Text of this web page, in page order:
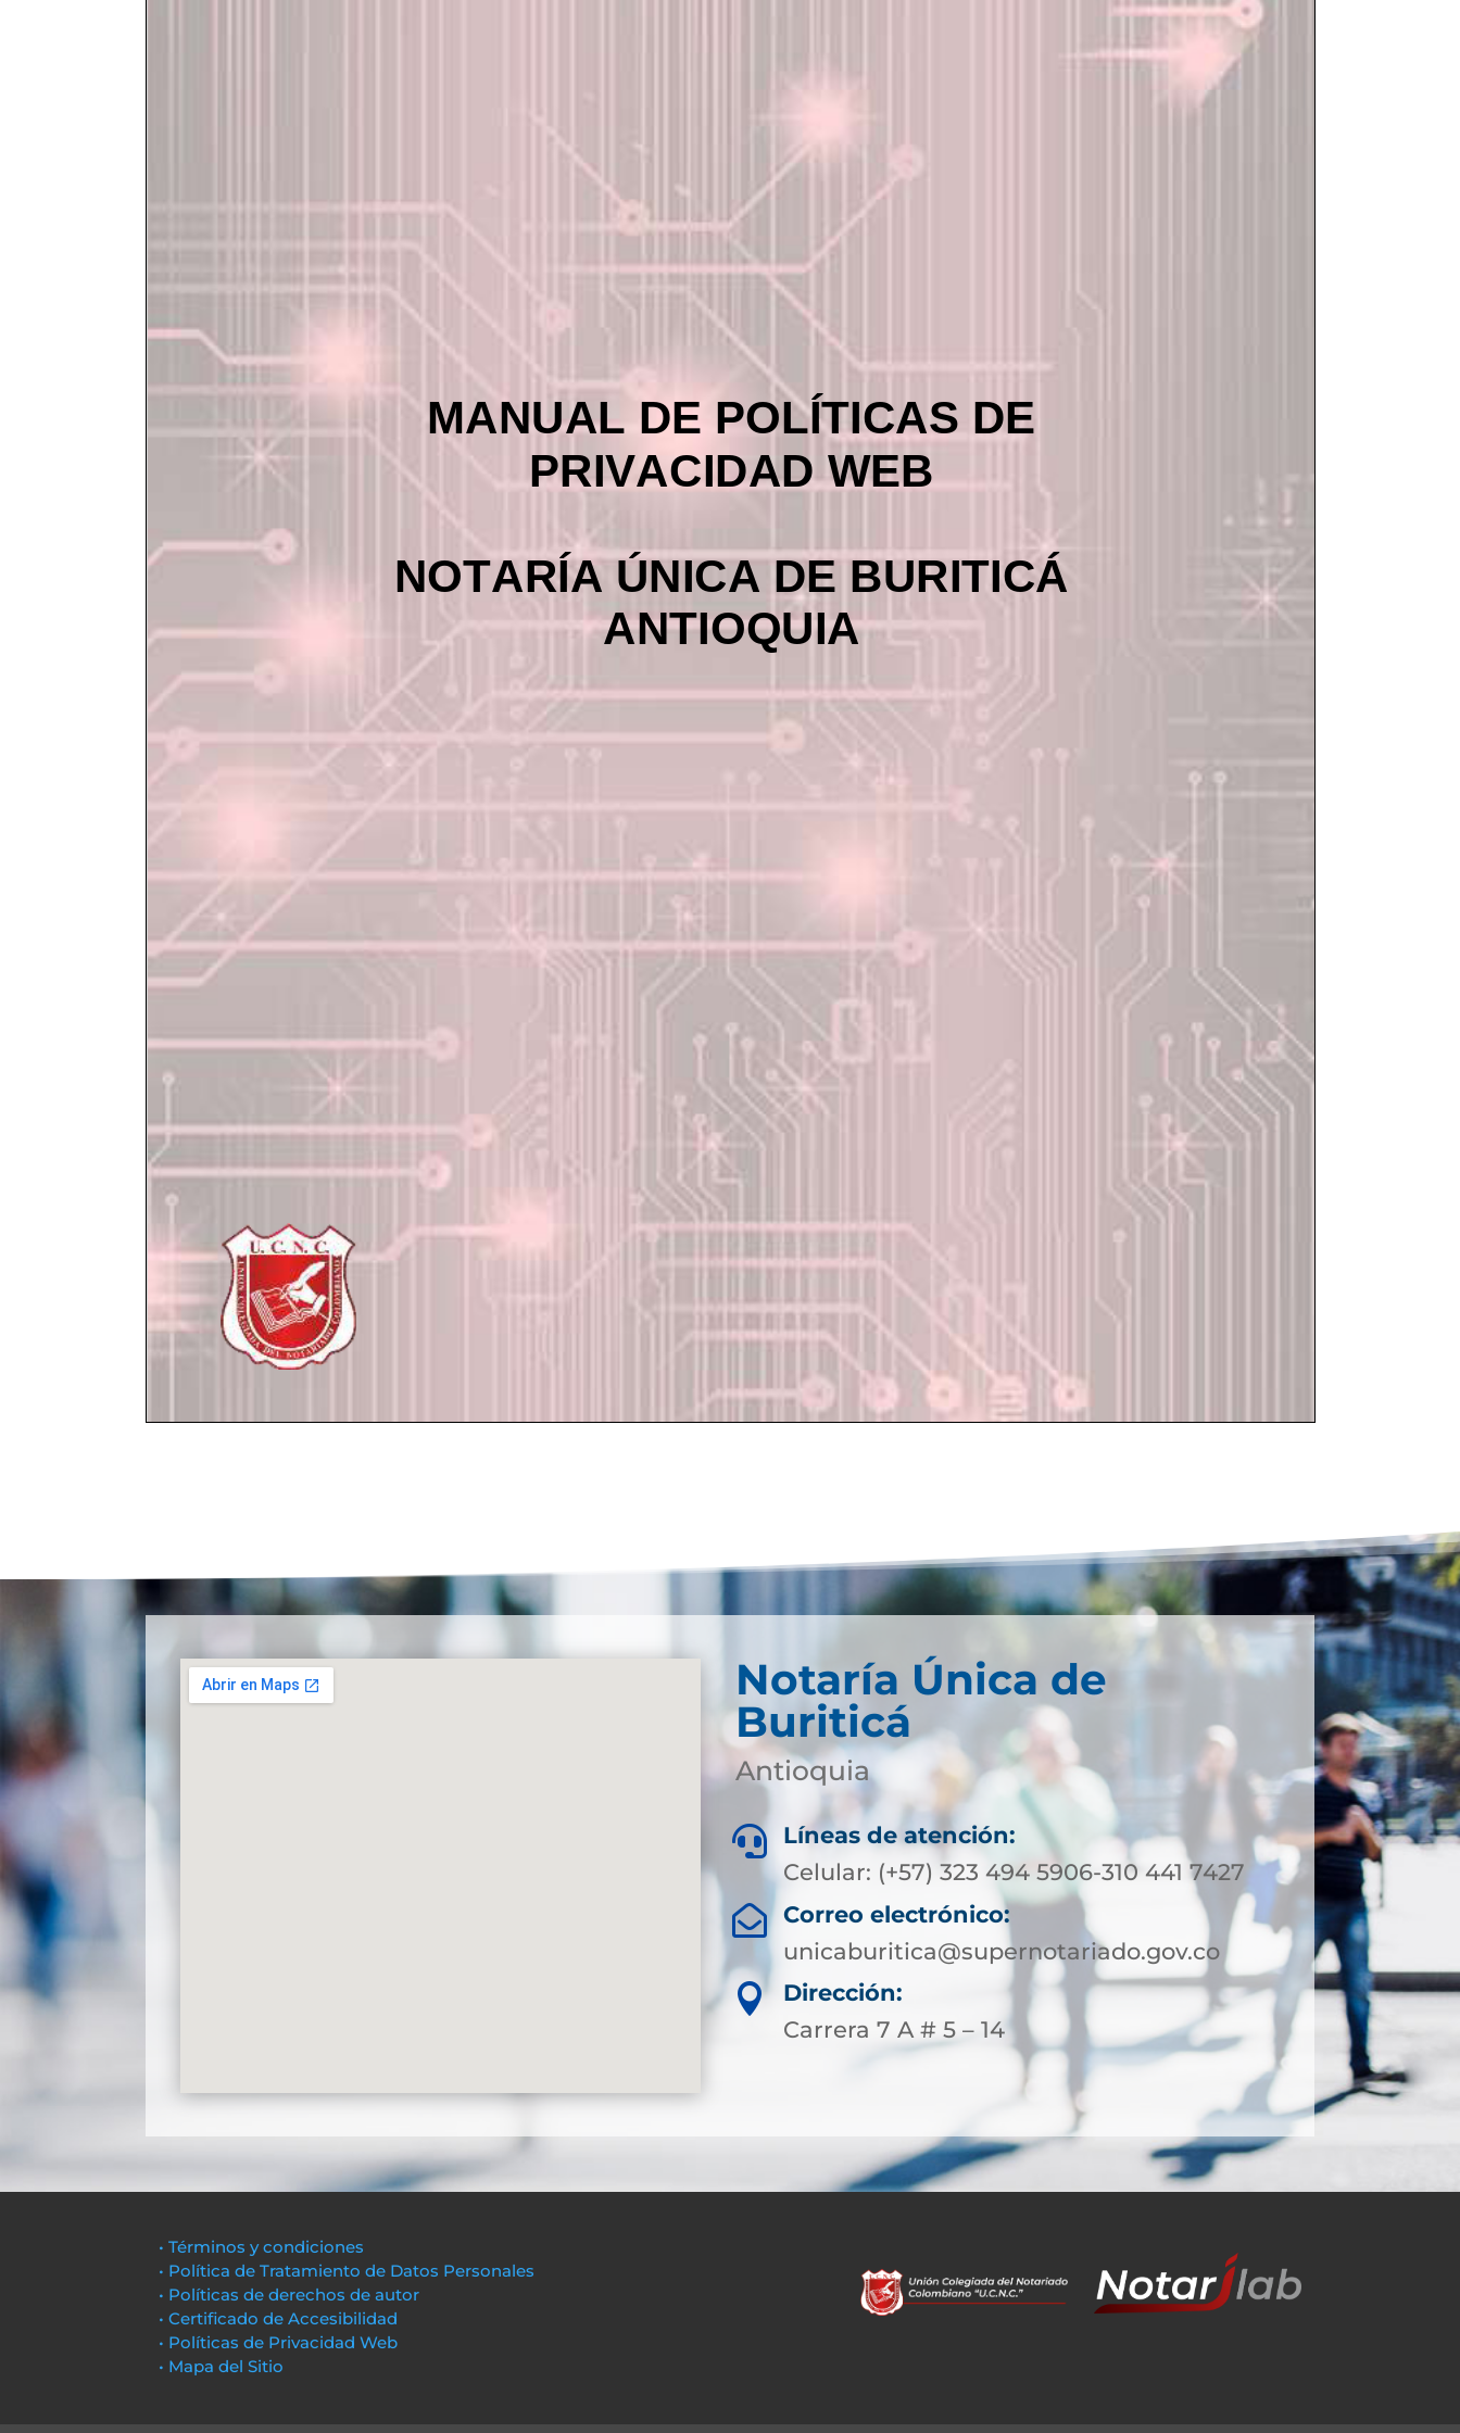
Notaría Única de
Buriticá
Antioquia

Líneas de atención:
Celular: (+57) 323 494 5906-310 441 7427

Correo electrónico:
unicaburitica@supernotariado.gov.co

Dirección:
Carrera 7 A # 5 – 14
• Términos y condiciones
• Política de Tratamiento de Datos Personales
• Políticas de derechos de autor
• Certificado de Accesibilidad
• Políticas de Privacidad Web
• Mapa del Sitio